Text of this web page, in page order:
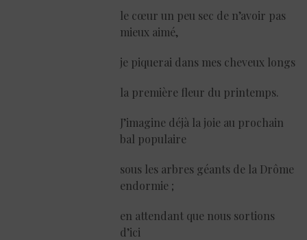
le cœur un peu sec de n’avoir pas
mieux aimé,
je piquerai dans mes cheveux longs
la première fleur du printemps.
J’imagine déjà la joie au prochain
bal populaire
sous les arbres géants de la Drôme
endormie ;
en attendant que nous sortions
d’ici